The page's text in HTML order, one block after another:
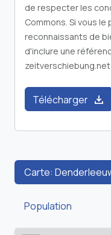
de respecter les
Commons. Si vous
reconnaissants de
d'inclure une
zeitverschiebung.net
Télécharger download
Carte:
Population